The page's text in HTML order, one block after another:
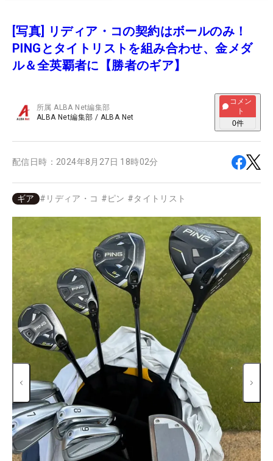
[写真] リディア・コの契約はボールのみ！
PINGとタイトリストを組み合わせ、金メダ
ル＆全英覇者に【勝者のギア】
所属ALBA Net編集部
ALBA Net編集部 / ALBA Net
コメン
ト
0件
配信日時： 2024年8月27日 18時02分
ギア # リディア・コ #ピン #タイトリスト